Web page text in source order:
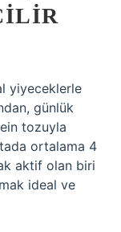
yiyeceklerle
günlük
tozuyla
ortalama 4
aktif olan biri
ideal ve